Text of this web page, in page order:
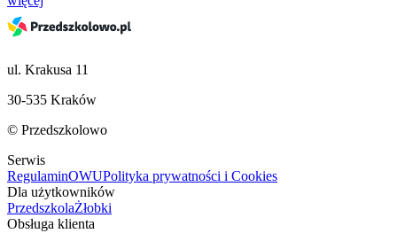
ul. Krakusa 11
30-535 Kraków
© Przedszkolowo
Serwis
RegulaminOWUPolityka prywatności i Cookies
Dla użytkowników
PrzedszkolaŻłobki
Obsługa klienta